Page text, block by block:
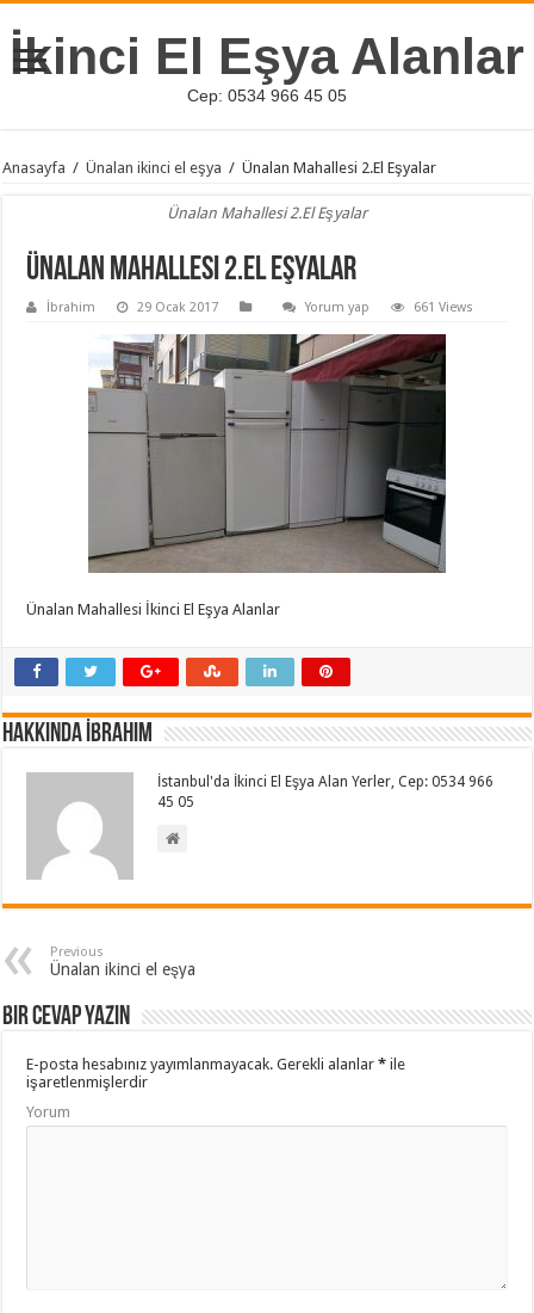
İkinci El Eşya Alanlar
Cep: 0534 966 45 05
Anasayfa / Ünalan ikinci el eşya / Ünalan Mahallesi 2.El Eşyalar
Ünalan Mahallesi 2.El Eşyalar
Ünalan Mahallesi 2.El Eşyalar
İbrahim 29 Ocak 2017 Yorum yap 661 Views
Ünalan Mahallesi İkinci El Eşya Alanlar
Hakkında İbrahim
İstanbul'da İkinci El Eşya Alan Yerler, Cep: 0534 966
45 05
Previous
Ünalan ikinci el eşya
Bir cevap yazın
E-posta hesabınız yayımlanmayacak. Gerekli alanlar* ile
işaretlenmişlerdir
Yorum